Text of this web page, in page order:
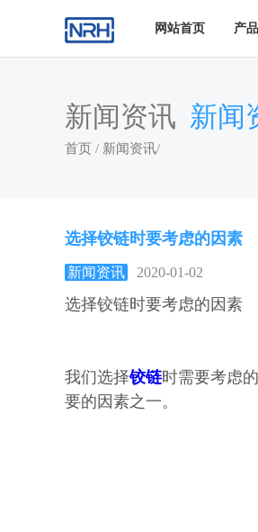
网站首页 产
新闻资讯 新闻
首页 / 新闻资讯/
选择铰链时要考虑的因素
新闻资讯 2020-01-02
选择铰链时要考虑的因素
我们选择铰链时需要考虑
要的因素之一。